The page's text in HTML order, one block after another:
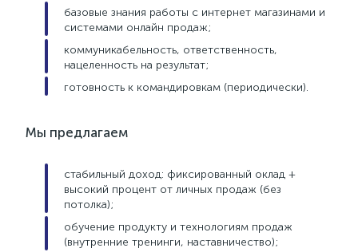
базовые знания работы с интернет магазинами и
системами онлайн продаж;
коммуникабельность, ответственность,
нацеленность на результат;
готовность к командировкам (периодически).
Мы предлагаем
стабильный доход: фиксированный оклад +
высокий процент от личных продаж (без
потолка);
обучение продукту и технологиям продаж
(внутренние тренинги, наставничество);